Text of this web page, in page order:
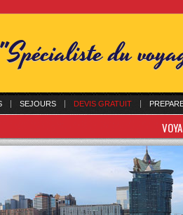
"Spécialiste du
SEJOURS DEVIS GRATUIT